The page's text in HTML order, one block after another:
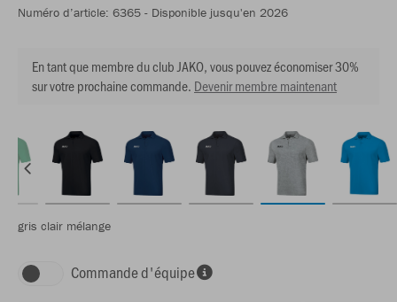
Numéro d’article: 6365 - Disponible jusqu'en 2026
En tant que membre du club JAKO, vous pouvez économiser 30%
sur votre prochaine commande. Devenir membre maintenant
gris clair mélange
Commande d'équipe